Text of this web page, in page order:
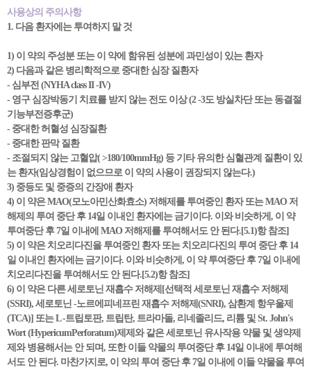
사용상의 주의사항
1. 다음 환자에는 투여하지 말 것
1) 이 약의 주성분 또는 이 약에 함유된 성분에 과민성이 있는 환자
2) 다음과 같은 병리학적으로 중대한 심장 질환자
- 심부전 (NYHA class II -IV)
- 영구 심장박동기 치료를 받지 않는 전도 이상 (2 -3도 방실차단 또는 동결절
기능부전증후군)
- 중대한 허혈성 심장질환
- 중대한 판막 질환
- 조절되지 않는 고혈압( >180/100mmHg) 등 기타 유의한 심혈관계 질환이 있
는 환자(임상경험이 없으므로 이 약의 사용이 권장되지 않는다.)
3) 중등도 및 중증의 간장애 환자
4) 이 약은 MAO(모노아민산화효소) 저해제를 투여중인 환자 또는 MAO 저
해제의 투여 중단 후 14일 이내인 환자에는 금기이다. 이와 비슷하게, 이 약
투여중단 후 7일 이내에 MAO 저해제를 투여해서도 안 된다.[5.1)항 참조]
5) 이 약은 치오리다진을 투여중인 환자 또는 치오리다진의 투여 중단 후 14
일 이내인 환자에는 금기이다. 이와 비슷하게, 이 약 투여중단 후 7일 이내에
치오리다진을 투여해서도 안 된다.[5.2)항 참조]
6) 이 약은 다른 세로토닌 재흡수 저해제[선택적 세로토닌 재흡수 저해제
(SSRI), 세로토닌 -노르에피네프린 재흡수 저해제(SNRI), 삼환계 항우울제
(TCA)] 또는 L -트립토판, 트립탄, 트라마돌, 리네졸리드, 리튬 및 St. John's
Wort (HypericumPerforatum)제제와 같은 세로토닌 유사작용 약물 및 생약제
제와 병용해서는 안 되며, 또한 이들 약물의 투여중단 후 14일 이내에 투여해
서도 안 된다. 마찬가지로, 이 약의 투여 중단 후 7일 이내에 이들 약물을 투여